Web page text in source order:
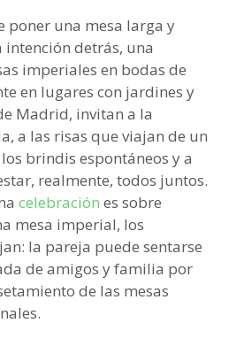
poner una mesa larga y
detrás, una
imperiales en bodas de
en lugares con jardines y
Madrid, invitan a la
a las risas que viajan de un
brindis espontáneos y a
realmente, todos juntos.
celebración es sobre
mesa imperial, los
la pareja puede sentarse
de amigos y familia por
de las mesas